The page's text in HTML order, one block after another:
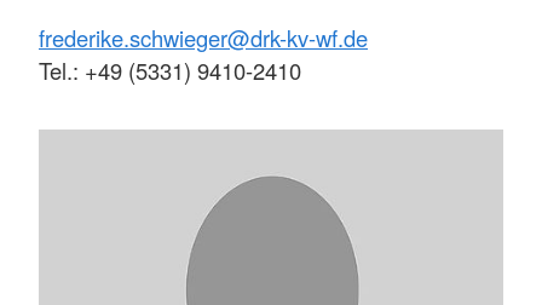
frederike.schwieger@drk-kv-wf.de
Tel.: +49 (5331) 9410-2410